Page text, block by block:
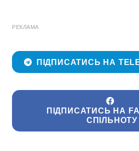
РЕКЛАМА
ПІДПИСАТИСЬ НА
ПІДПИСАТИСЬ НА
СПІЛЬНОТУ